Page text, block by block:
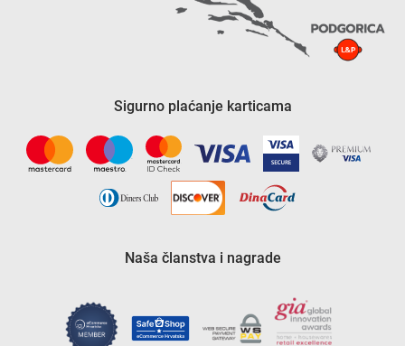
Sigurno plaćanje karticama
Naša članstva i nagrade